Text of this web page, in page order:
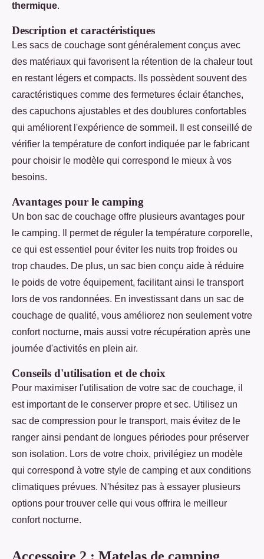
thermique.
Description et caractéristiques
Les sacs de couchage sont généralement conçus avec
des matériaux qui favorisent la rétention de la chaleur tout
en restant légers et compacts. Ils possèdent souvent des
caractéristiques comme des fermetures éclair étanches,
des capuchons ajustables et des doublures confortables
qui améliorent l'expérience de sommeil. Il est conseillé de
vérifier la température de confort indiquée par le fabricant
pour choisir le modèle qui correspond le mieux à vos
besoins.
Avantages pour le camping
Un bon sac de couchage offre plusieurs avantages pour
le camping. Il permet de réguler la température corporelle,
ce qui est essentiel pour éviter les nuits trop froides ou
trop chaudes. De plus, un sac bien conçu aide à réduire
le poids de votre équipement, facilitant ainsi le transport
lors de vos randonnées. En investissant dans un sac de
couchage de qualité, vous améliorez non seulement votre
confort nocturne, mais aussi votre récupération après une
journée d'activités en plein air.
Conseils d'utilisation et de choix
Pour maximiser l'utilisation de votre sac de couchage, il
est important de le conserver propre et sec. Utilisez un
sac de compression pour le transport, mais évitez de le
ranger ainsi pendant de longues périodes pour préserver
son isolation. Lors de votre choix, privilégiez un modèle
qui correspond à votre style de camping et aux conditions
climatiques prévues. N'hésitez pas à essayer plusieurs
options pour trouver celle qui vous offrira le meilleur
confort nocturne.